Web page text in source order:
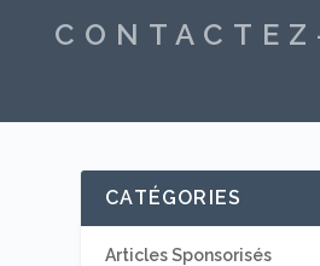
CATÉGORIES
Articles Sponsorisés